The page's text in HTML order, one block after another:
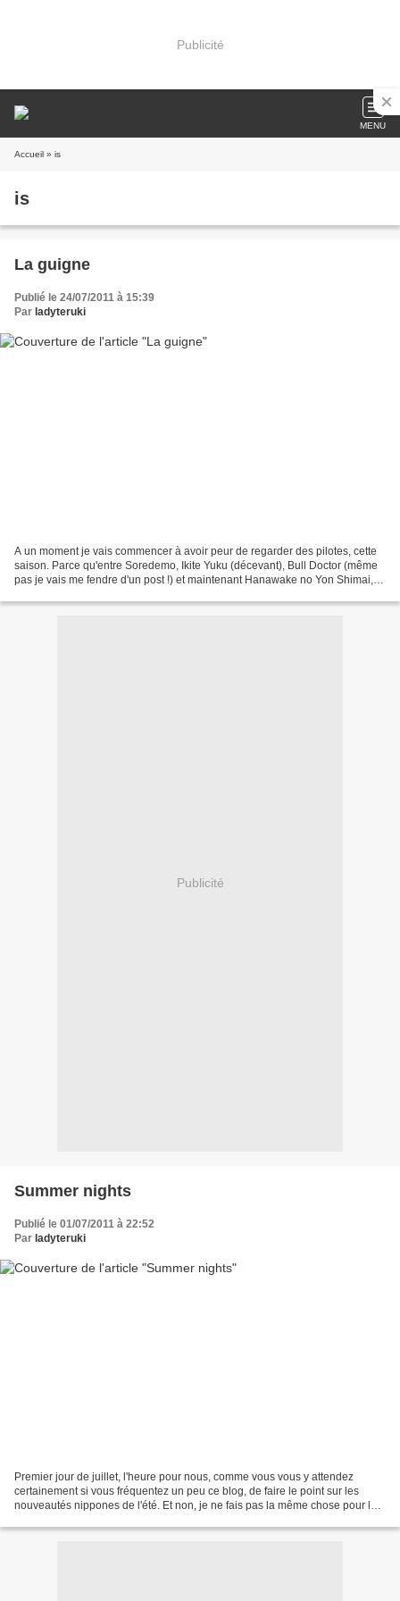
Publicité
MENU
Accueil » is
is
La guigne
Publié le 24/07/2011 à 15:39
Par ladyteruki
A un moment je vais commencer à avoir peur de regarder des pilotes, cette
saison. Parce qu'entre Soredemo, Ikite Yuku (décevant), Bull Doctor (même
pas je vais me fendre d'un post !) et maintenant Hanawake no Yon Shimai,
Publicité
Summer nights
Publié le 01/07/2011 à 22:52
Par ladyteruki
Premier jour de juillet, l'heure pour nous, comme vous vous y attendez
certainement si vous fréquentez un peu ce blog, de faire le point sur les
nouveautés nippones de l'été. Et non, je ne fais pas la même chose pour la